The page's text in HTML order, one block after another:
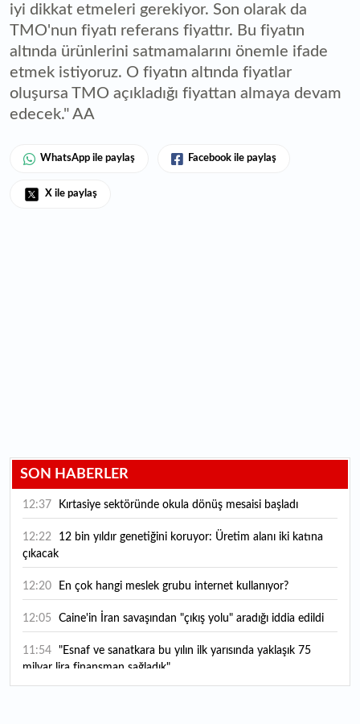
iyi dikkat etmeleri gerekiyor. Son olarak da
TMO'nun fiyatı referans fiyattır. Bu fiyatın
altında ürünlerini satmamalarını önemle ifade
etmek istiyoruz. O fiyatın altında fiyatlar
oluşursa TMO açıkladığı fiyattan almaya devam
edecek." AA
WhatsApp ile paylaş Facebook ile paylaş
X ile paylaş
SON HABERLER
12:37 Kırtasiye sektöründe okula dönüş mesaisi başladı
12:22
çıkacak
12:20 En çok hangi meslek grubu internet kullanıyor?
12:05 Caine'in İran savaşından "çıkış yolu" aradığı iddia edildi
11:54
milyar lira finansman sağladık"